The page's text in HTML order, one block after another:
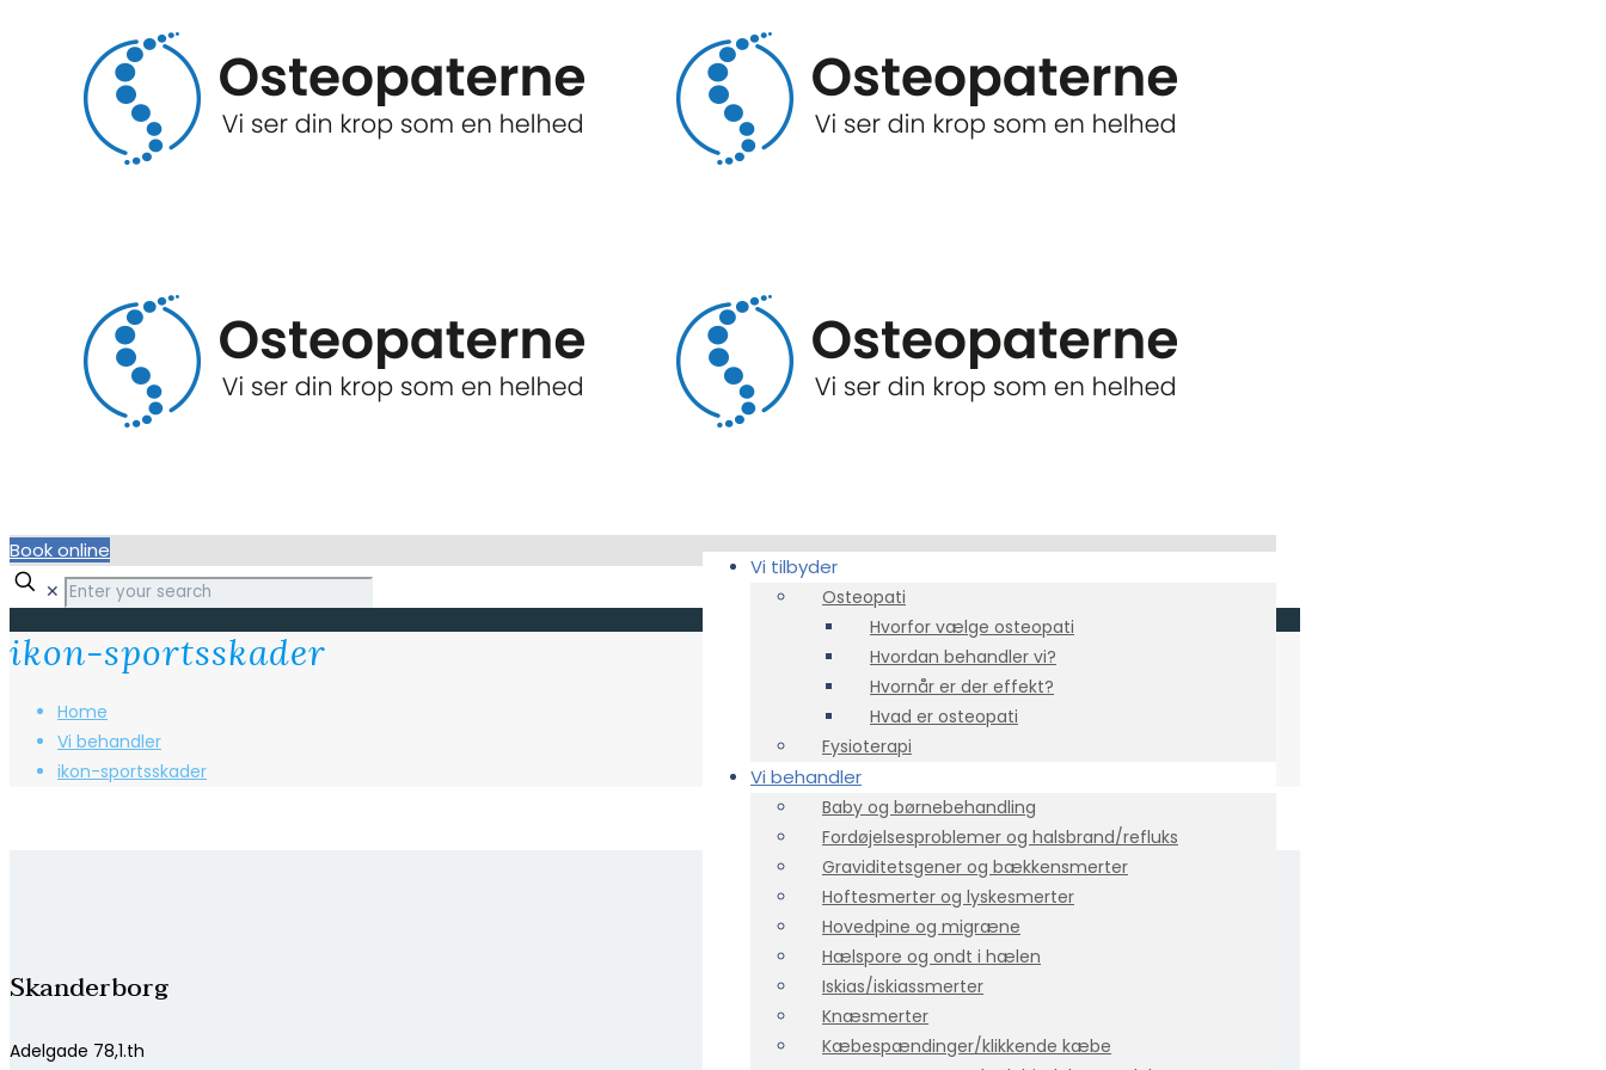
Vi tilbyder
Osteopati
Hvorfor vælge osteopati
Hvordan behandler vi?
Hvornår er der effekt?
Hvad er osteopati
Fysioterapi
Vi behandler
Baby og børnebehandling
Fordøjelsesproblemer og halsbrand/refluks
Graviditetsgener og bækkensmerter
Hoftesmerter og lyskesmerter
Hovedpine og migræne
Hælspore og ondt i hælen
Iskias/iskiassmerter
Knæsmerter
Kæbespændinger/klikkende kæbe
Book online
✕
ikon-sportsskader
Home
Vi behandler
ikon-sportsskader
Skanderborg
Adelgade 78,1.th